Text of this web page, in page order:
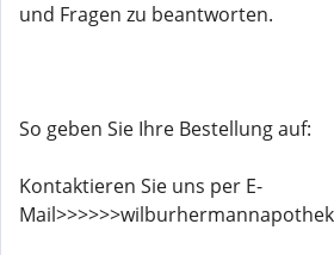
und Fragen zu beantworten.
So geben Sie Ihre Bestellung auf:
Kontaktieren Sie uns per E-